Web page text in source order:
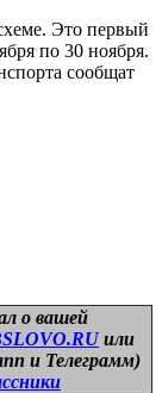
Это первый
по 30 ноября.
сообщат
о вашей
или
и Телеграмм)